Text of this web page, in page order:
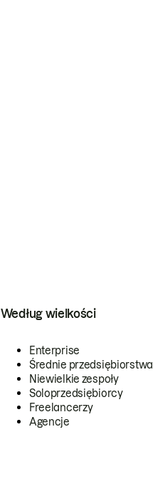
Według wielkości
Enterprise
Średnie przedsiębiorstwa
Niewielkie zespoły
Soloprzedsiębiorcy
Freelancerzy
Agencje